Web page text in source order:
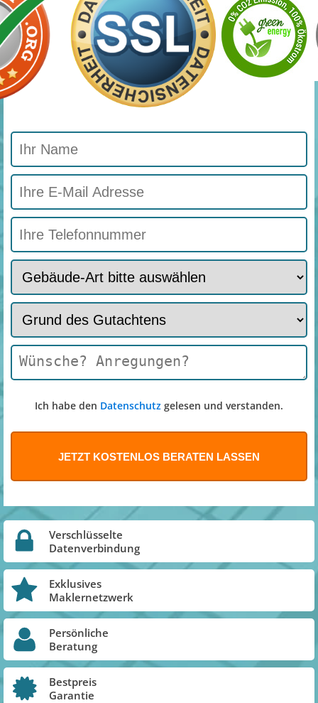
Ich habe den Datenschutz gelesen und verstanden.
Verschlüsselte
Datenverbindung
Exklusives
Maklernetzwerk
Persönliche
Beratung
Bestpreis
Garantie